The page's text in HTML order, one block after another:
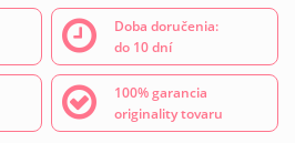
Doba doručenia:
do 10 dní
100% garancia
originality tovaru